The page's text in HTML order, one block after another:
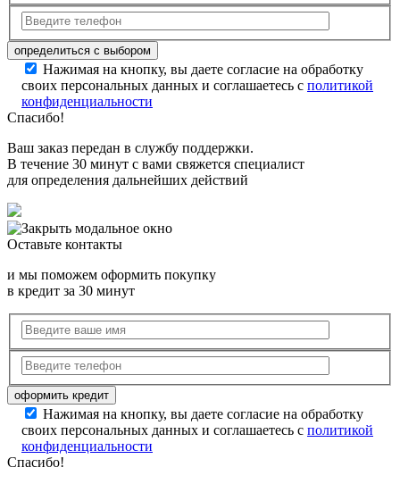
Нажимая на кнопку, вы даете согласие на обработку
своих персональных данных и соглашаетесь с политикой
конфиденциальности
Спасибо!
Ваш заказ передан в службу поддержки.
В течение 30 минут с вами свяжется специалист
для определения дальнейших действий
Оставьте контакты
и мы поможем оформить покупку
в кредит за 30 минут
Нажимая на кнопку, вы даете согласие на обработку
своих персональных данных и соглашаетесь с политикой
конфиденциальности
Спасибо!